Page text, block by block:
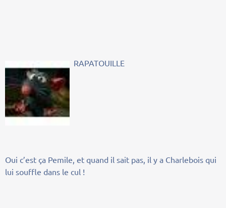
RAPATOUILLE
Oui c’est ça Pemile, et quand il sait pas, il y a Charlebois qui
lui souffle dans le cul !